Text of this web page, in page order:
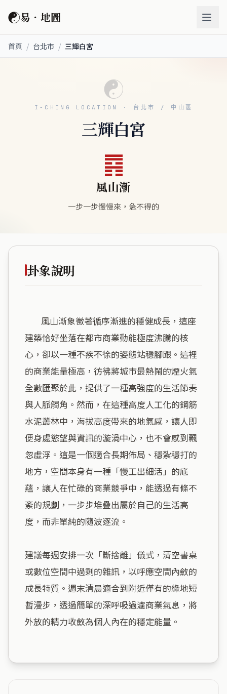
☯易．地圖
首頁 / 台北市 / 三輝白宮
☯
I-CHING LOCATION · 台北市 / 中山區
三輝白宮
䷴
風山漸
一步一步慢慢來，急不得的
卦象說明
建築恰好坐落在都市商業動能極度沸騰的核
心，卻以一種不疾不徐的姿態站穩腳跟。這裡
的商業能量極高，彷彿將城市最熱鬧的煙火氣
全數匯聚於此，提供了一種高強度的生活節奏
與人脈觸角。然而，在這種高度人工化的鋼筋
水泥叢林中，海拔高度帶來的地氣感，讓人即
便身處慾望與資訊的漩渦中心，也不會感到飄
忽虛浮。這是一個適合長期佈局、穩紮穩打的
地方，空間本身有一種「慢工出細活」的底
蘊，讓人在忙碌的商業競爭中，能透過有條不
紊的規劃，一步步堆疊出屬於自己的生活高
度，而非單純的隨波逐流。
建議每週安排一次「斷捨離」儀式，清空書桌
或數位空間中過剩的雜訊，以呼應空間內斂的
成長特質。週末清晨適合到附近僅有的綠地短
暫漫步，透過簡單的深呼吸過濾商業氣息，將
外放的精力收斂為個人內在的穩定能量。